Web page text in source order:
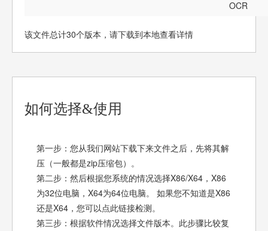
OCR
该文件总计30个版本，请下载到本地查看详情
如何选择&使用
第一步：您从我们网站下载下来文件之后，先将其解
压（一般都是zip压缩包）。
第二步：然后根据您系统的情况选择X86/X64，X86
为32位电脑，X64为64位电脑。 如果您不知道是X86
还是X64，您可以点此链接检测。
第三步：根据软件情况选择文件版本。此步骤比较复